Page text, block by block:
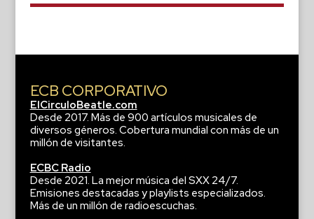
ECB CORPORATIVO
ElCirculoBeatle.com
Desde 2017. Más de 900 artículos musicales de
diversos géneros. Cobertura mundial con más de un
millón de visitantes.
ECBC Radio
Desde 2021. La mejor música del SXX 24/7.
Emisiones destacadas y playlists especializados.
Más de un millón de radioescuchas.